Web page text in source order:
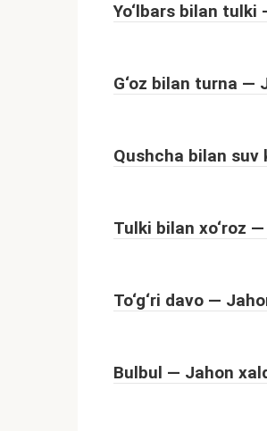
Yo‘lbars bilan
G‘oz bilan turna —
Qushcha bilan
Tulki bilan xo‘roz
To‘g‘ri davo —
Bulbul — Jahon